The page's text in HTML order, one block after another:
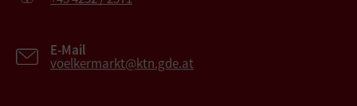
E-Mail
voelkermarkt@ktn.gde.at